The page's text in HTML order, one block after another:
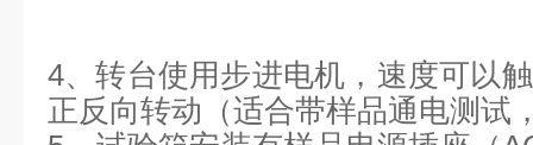
4、转台使用步进电机，速度可以
正反向转动（适合带样品通电测试